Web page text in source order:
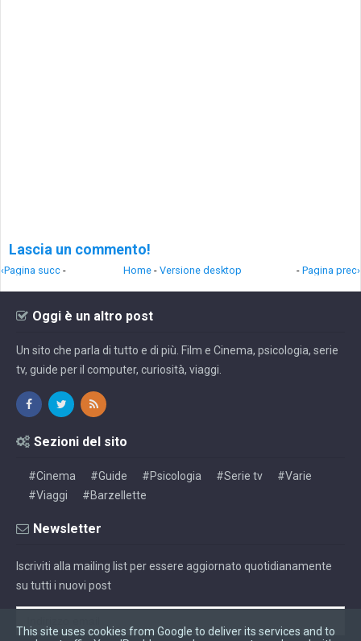
Lascia un commento!
‹Pagina succ - - Pagina prec›
Home - Versione desktop
Oggi è un altro post
Un sito che parla di tutto e di più. Film e Cinema, psicologia, serie
tv, guide per il computer, curiosità, viaggi.
Sezioni del sito
#Cinema #Guide #Psicologia #Serie tv
#Varie
#Viaggi
#Barzellette
Newsletter
Iscriviti alla mailing list per essere aggiornato quotidianamente
su tutti i nuovi post
This site uses cookies from Google to deliver its services and to